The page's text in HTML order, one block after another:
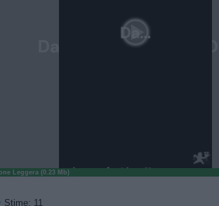
Leggera (0.23 Mb)
Stime: 11